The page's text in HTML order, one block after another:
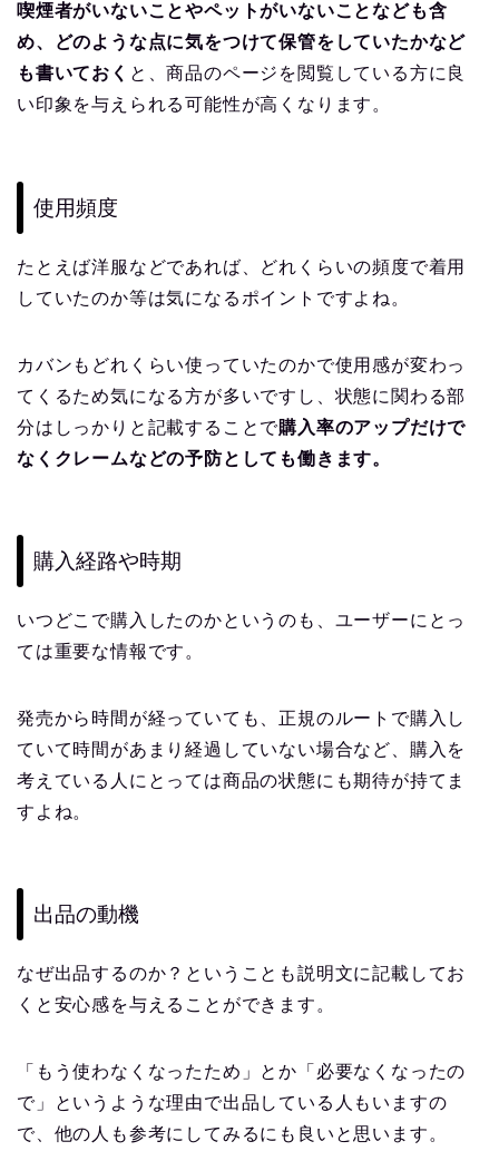
喫煙者がいないことやペットがいないことなども含
め、どのような点に気をつけて保管をしていたかなど
も書いておく と、商品のページを閲覧している方に良
い印象を与えられる可能性が高くなります。
使用頻度
たとえば洋服などであれば、どれくらいの頻度で着用
していたのか等は気になるポイントですよね。
カバンもどれくらい使っていたのかで使用感が変わっ
てくるため気になる方が多いですし、状態に関わる部
分はしっかりと記載することで購入率のアップだけで
なくクレームなどの予防としても働きます。
購入経路や時期
いつどこで購入したのかというのも、ユーザーにとっ
ては重要な情報です。
発売から時間が経っていても、正規のルートで購入し
ていて時間があまり経過していない場合など、購入を
考えている人にとっては商品の状態にも期待が持てま
すよね。
出品の動機
なぜ出品するのか？ということも説明文に記載してお
くと安心感を与えることができます。
「もう使わなくなったため」とか「必要なくなったの
で」というような理由で出品している人もいますの
で、他の人も参考にしてみるにも良いと思います。